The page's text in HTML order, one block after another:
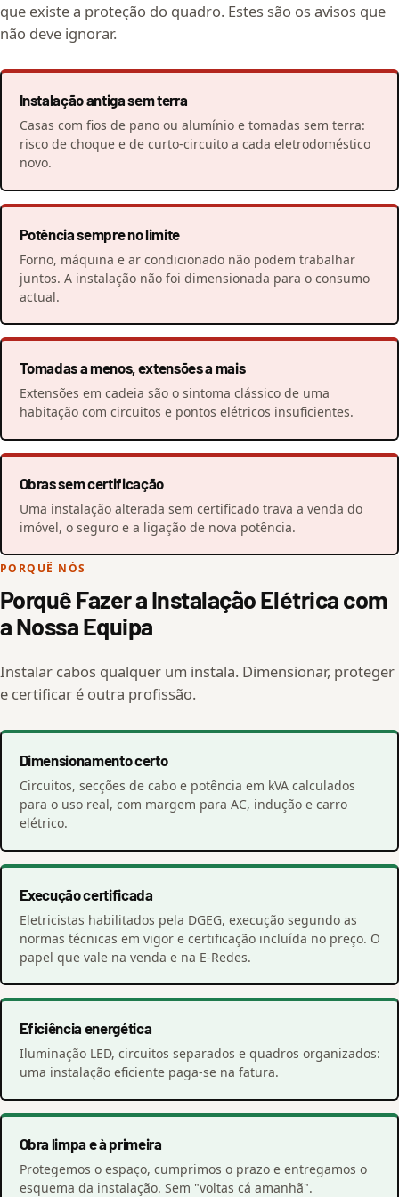
que existe a proteção do quadro. Estes são os avisos que
não deve ignorar.
Instalação antiga sem terra
Casas com fios de pano ou alumínio e tomadas sem terra:
risco de choque e de curto-circuito a cada eletrodoméstico
novo.
Potência sempre no limite
Forno, máquina e ar condicionado não podem trabalhar
juntos. A instalação não foi dimensionada para o consumo
actual.
Tomadas a menos, extensões a mais
Extensões em cadeia são o sintoma clássico de uma
habitação com circuitos e pontos elétricos insuficientes.
Obras sem certificação
Uma instalação alterada sem certificado trava a venda do
imóvel, o seguro e a ligação de nova potência.
PORQUÊ NÓS
Porquê Fazer a Instalação Elétrica com
a Nossa Equipa
Instalar cabos qualquer um instala. Dimensionar, proteger
e certificar é outra profissão.
Dimensionamento certo
Circuitos, secções de cabo e potência em kVA calculados
para o uso real, com margem para AC, indução e carro
elétrico.
Execução certificada
Eletricistas habilitados pela DGEG, execução segundo as
normas técnicas em vigor e certificação incluída no preço. O
papel que vale na venda e na E-Redes.
Eficiência energética
Iluminação LED, circuitos separados e quadros organizados:
uma instalação eficiente paga-se na fatura.
Obra limpa e à primeira
Protegemos o espaço, cumprimos o prazo e entregamos o
esquema da instalação. Sem "voltas cá amanhã".